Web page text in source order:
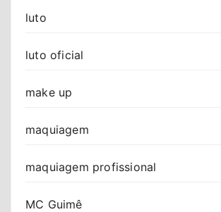
luto
luto oficial
make up
maquiagem
maquiagem profissional
MC Guimê